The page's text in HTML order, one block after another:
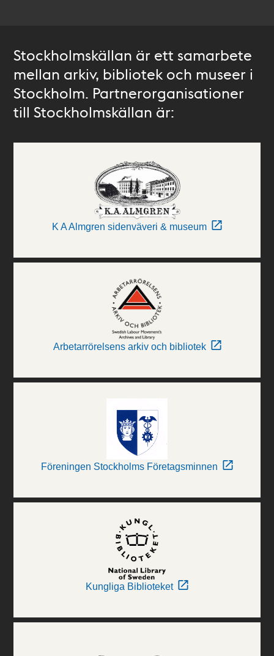
Stockholmskällan är ett samarbete
mellan arkiv, bibliotek och museer i
Stockholm. Partnerorganisationer
till Stockholmskällan är:
K A Almgren sidenväveri & museum
Arbetarrörelsens arkiv och bibliotek
Föreningen Stockholms Företagsminnen
Kungliga Biblioteket